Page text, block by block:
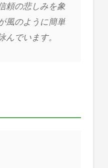
頼の悲しみを象
風のように簡単
んでいます。